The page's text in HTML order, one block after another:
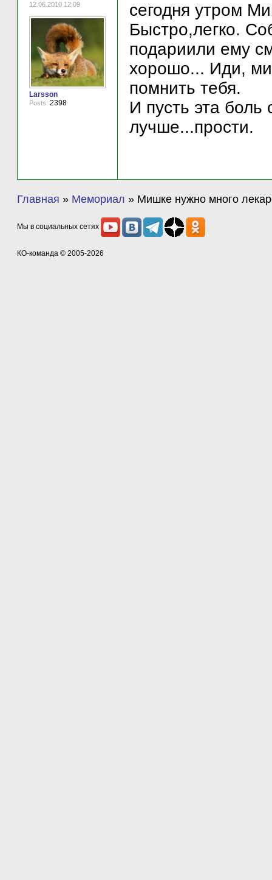
12.06.2010 12:09
Larsson
Posts: 2398
сегодня утром
Быстро,легко.
подариили ему
хорошо... Иди,
помнить тебя.
И пусть эта боль
лучше...прости.
Главная » Мемориал » Мишке нужно много
Мы в социальных сетях
КО-команда © 2005-2026